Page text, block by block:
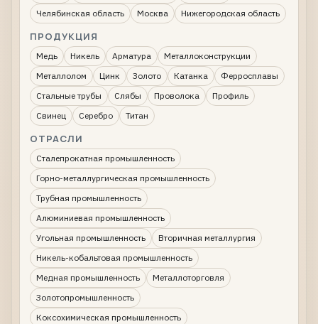
Челябинская область
Москва Нижегородская область
ПРОДУКЦИЯ
Медь Никель Арматура
Металлоконструкции
Металлолом
Цинк Золото Катанка
Ферросплавы
Стальные трубы
Слябы Проволока
Профиль
Свинец
Серебро Титан
ОТРАСЛИ
Сталепрокатная промышленность
Горно-металлургическая промышленность
Трубная промышленность
Алюминиевая промышленность
Угольная промышленность
Вторичная металлургия
Никель-кобальтовая промышленность
Медная промышленность
Металлоторговля
Золотопромышленность
Коксохимическая промышленность